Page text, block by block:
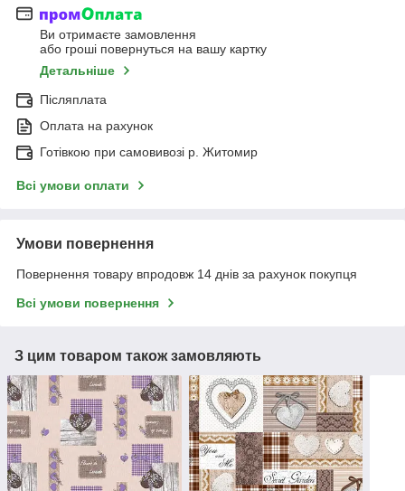
Ви отримаєте замовлення
або гроші повернуться на вашу картку
Детальніше
Післяплата
Оплата на рахунок
Готівкою при самовивозі р. Житомир
Всі умови оплати
Умови повернення
Повернення товару впродовж 14 днів за рахунок покупця
Всі умови повернення
З цим товаром також замовляють